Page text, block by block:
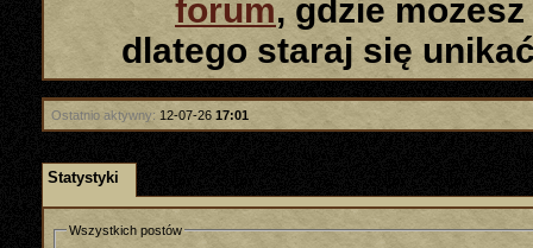
forum, gdzie
dlatego staraj się
Ostatnio aktywny: 12-07-26 17:01
Statystyki
Wszystkich postów